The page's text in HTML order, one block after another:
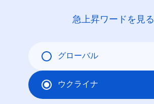
急上昇ワードを見る
グローバル
ウクライナ